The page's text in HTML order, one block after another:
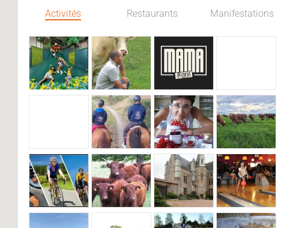
Activités Restaurants Manifestations